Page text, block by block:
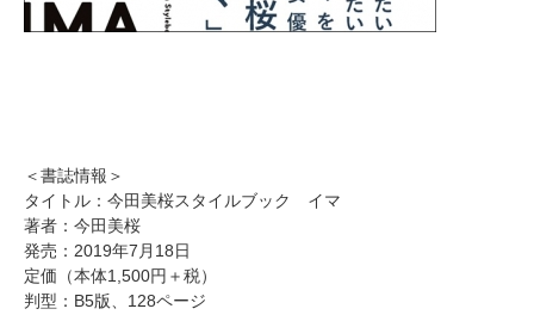
＜書誌情報＞
タイトル：今田美桜スタイルブック イマ
著者：今田美桜
発売：2019年7月18日
定価（本体1,500円＋税）
判型：B5版、128ページ